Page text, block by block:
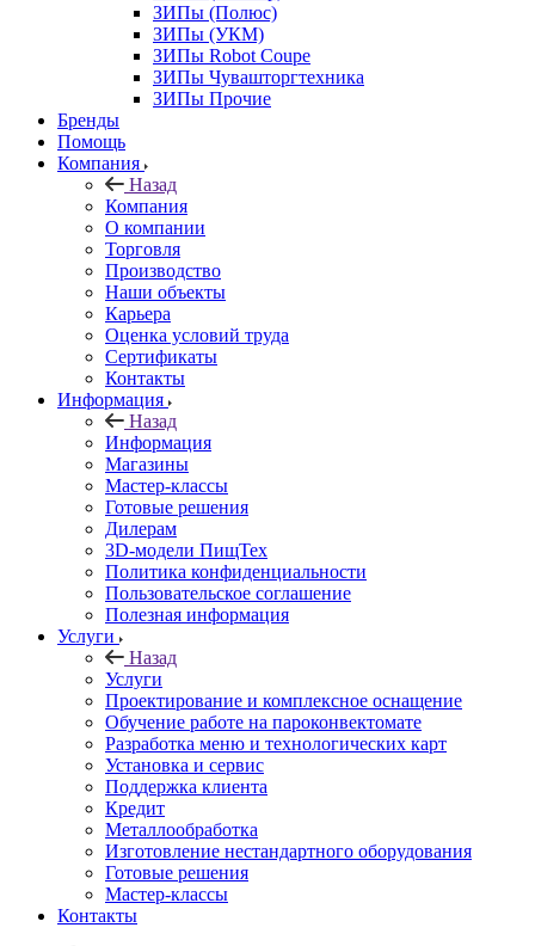
ЗИПы (Полюс)
ЗИПы (УКМ)
ЗИПы Robot Coupe
ЗИПы Чувашторгтехника
ЗИПы Прочие
Бренды
Помощь
Компания
Назад
Компания
О компании
Торговля
Производство
Наши объекты
Карьера
Оценка условий труда
Сертификаты
Контакты
Информация
Назад
Информация
Магазины
Мастер-классы
Готовые решения
Дилерам
3D-модели ПищТех
Политика конфиденциальности
Пользовательское соглашение
Полезная информация
Услуги
Назад
Услуги
Проектирование и комплексное оснащение
Обучение работе на пароконвектомате
Разработка меню и технологических карт
Установка и сервис
Поддержка клиента
Кредит
Металлообработка
Изготовление нестандартного оборудования
Готовые решения
Мастер-классы
Контакты